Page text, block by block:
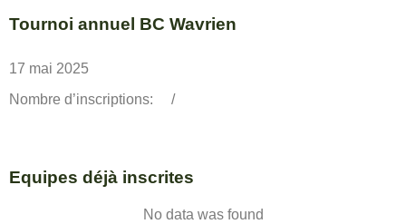
Tournoi annuel BC Wavrien
17 mai 2025
Nombre d’inscriptions:
/
Equipes déjà inscrites
No data was found